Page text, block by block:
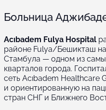
Больница
Acıbadem Fulya Hospital
районе Fulya/Бешикташ
Стамбула — одном из
кварталов города.
сеть Acıbadem Healthcare
и ориентированную на
стран СНГ и Ближнего